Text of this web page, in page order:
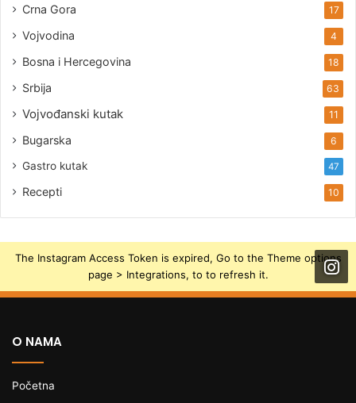
Crna Gora 17
Vojvodina 4
Bosna i Hercegovina 18
Srbija 63
Vojvođanski kutak 11
Bugarska 6
Gastro kutak 47
Recepti 10
The Instagram Access Token is expired, Go to the Theme options
page > Integrations, to to refresh it.
O NAMA
Početna